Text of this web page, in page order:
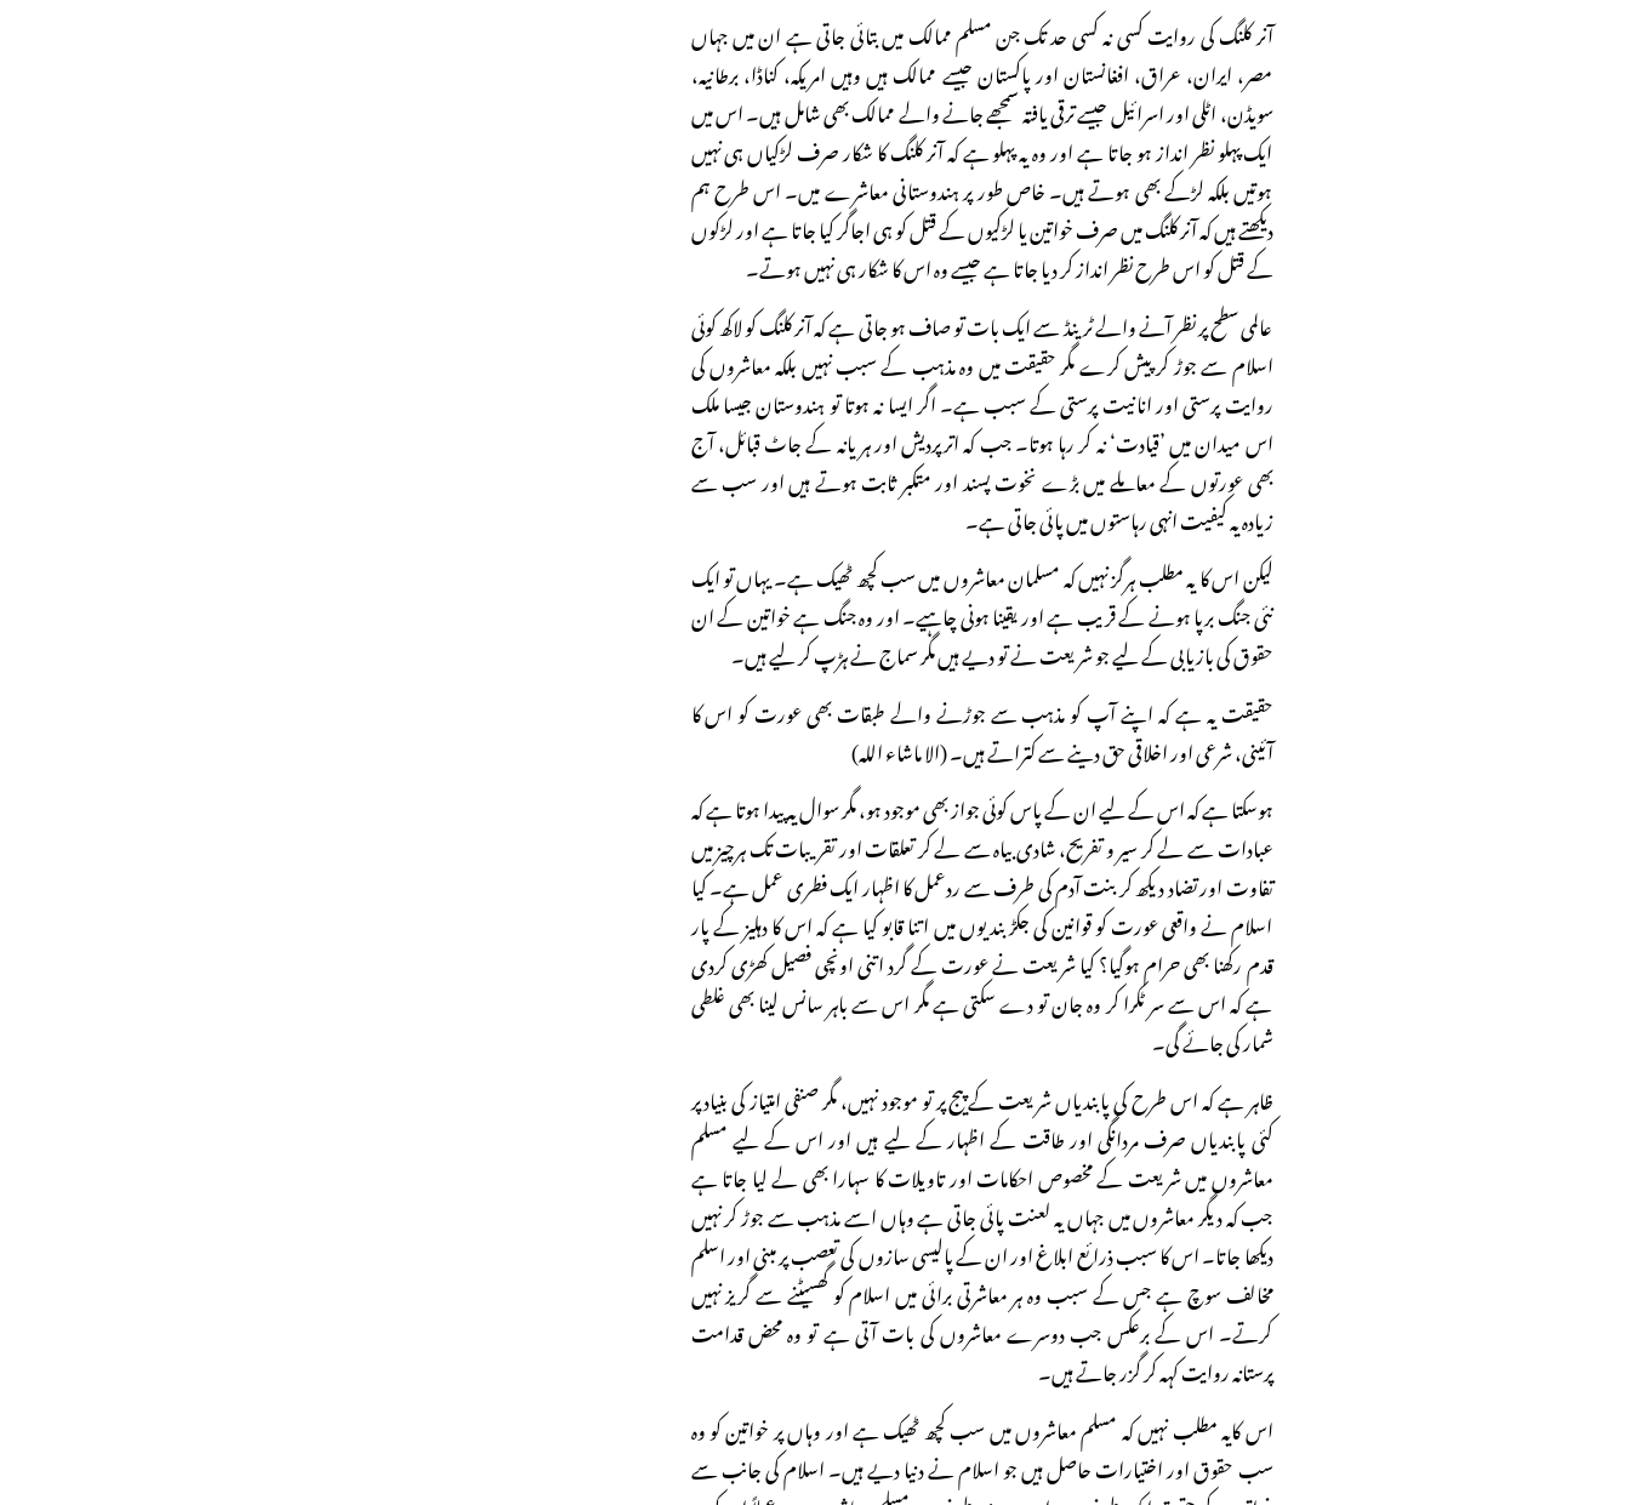
آنر کلنگ کی روایت کسی نہ کسی حد تک جن مسلم ممالک میں بتائی جاتی ہے ان میں جہاں
مصر، ایران، عراق، افغانستان اور پاکستان جیسے ممالک ہیں وہیں امریکہ، کناڈا، برطانیہ،
سویڈن، اٹلی اور اسرائیل جیسے ترقی یافتہ سمجھے جانے والے ممالک بھی شامل ہیں۔ اس میں
ایک پہلو نظر انداز ہو جاتا ہے اور وہ یہ پہلو ہے کہ آنر کلنگ کا شکار صرف لڑکیاں ہی نہیں
ہوتیں بلکہ لڑکے بھی ہوتے ہیں۔ خاص طور پر ہندوستانی معاشرے میں۔ اس طرح ہم
دیکھتے ہیں کہ آنر کلنگ میں صرف خواتین یا لڑکیوں کے قتل کو ہی اجاگر کیا جاتا ہے اور لڑکوں
کے قتل کو اس طرح نظر انداز کر دیا جاتا ہے جیسے وہ اس کا شکار ہی نہیں ہوتے۔
عالمی سطح پر نظر آنے والے ٹرینڈ سے ایک بات تو صاف ہو جاتی ہے کہ آنر کلنگ کو لاکھ کوئی
اسلام سے جوڑ کر پیش کرے مگر حقیقت میں وہ مذہب کے سبب نہیں بلکہ معاشروں کی
روایت پرستی اور انانیت پرستی کے سبب ہے۔ اگر ایسا نہ ہوتا تو ہندوستان جیسا ملک
اس میدان میں ’قیادت‘ نہ کر رہا ہوتا۔ جب کہ اترپردیش اور ہریانہ کے جاٹ قبائل، آج
بھی عورتوں کے معاملے میں بڑے نخوت پسند اور متکبر ثابت ہوتے ہیں اور سب سے
زیادہ یہ کیفیت انہی رہاستوں میں پائی جاتی ہے۔
لیکن اس کا یہ مطلب ہرگز نہیں کہ مسلمان معاشروں میں سب کچھ ٹھیک ہے۔ یہاں تو ایک
نئی جنگ برپا ہونے کے قریب ہے اور یقینا ہونی چاہیے۔ اور وہ جنگ ہے خواتین کے ان
حقوق کی بازیابی کے لیے جو شریعت نے تو دیے ہیں مگر سماج نے ہڑپ کر لیے ہیں۔
حقیقت یہ ہے کہ اپنے آپ کو مذہب سے جوڑنے والے طبقات بھی عورت کو اس کا
آئینی، شرعی اور اخلاقی حق دینے سے کتراتے ہیں۔ (الا ماشاء اللہ)
ہوسکتا ہے کہ اس کے لیے ان کے پاس کوئی جواز بھی موجود ہو، مگر سوال یہ پیدا ہوتا ہے کہ
عبادات سے لے کر سیر و تفریح، شادی بیاہ سے لے کر تعلقات اور تقریبات تک ہرچیز میں
تفاوت اور تضاد دیکھ کر بنت آدم کی طرف سے ردعمل کا اظہار ایک فطری عمل ہے۔ کیا
اسلام نے واقعی عورت کو قوانین کی جکڑ بندیوں میں اتنا قابو کیا ہے کہ اس کا دہلیز کے پار
قدم رکھنا بھی حرام ہوگیا؟ کیا شریعت نے عورت کے گرد اتنی اونچی فصیل کھڑی کردی
ہے کہ اس سے سر ٹکرا کر وہ جان تو دے سکتی ہے مگر اس سے باہر سانس لینا بھی غلطی
شمار کی جائے گی۔
ظاہر ہے کہ اس طرح کی پابندیاں شریعت کے پیج پر تو موجود نہیں، مگر صنفی امتیاز کی بنیاد پر
کئی پابندیاں صرف مردانگی اور طاقت کے اظہار کے لیے ہیں اور اس کے لیے مسلم
معاشروں میں شریعت کے مخصوص احکامات اور تاویلات کا سہارا بھی لے لیا جاتا ہے
جب کہ دیگر معاشروں میں جہاں یہ لعنت پائی جاتی ہے وہاں اسے مذہب سے جوڑ کر نہیں
دیکھا جاتا۔ اس کا سبب ذرائع ابلاغ اور ان کے پالیسی سازوں کی تعصب پر مبنی اور اسلم
مخالف سوچ ہے جس کے سبب وہ ہر معاشرتی برائی میں اسلام کو گھسیٹنے سے گریز نہیں
کرتے۔ اس کے برعکس جب دوسرے معاشروں کی بات آتی ہے تو وہ محض قدامت
پرستانہ روایت کہہ کر گزر جاتے ہیں۔
اس کایہ مطلب نہیں کہ مسلم معاشروں میں سب کچھ ٹھیک ہے اور وہاں پر خواتین کو وہ
سب حقوق اور اختیارات حاصل ہیں جو اسلام نے دنیا دیے ہیں۔ اسلام کی جانب سے